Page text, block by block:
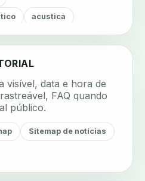
acustica
adesao ao tratamento
agenda clinica
odontologica
digital
visível, data e hora de
FAQ quando
público.
Sitemap de notícias